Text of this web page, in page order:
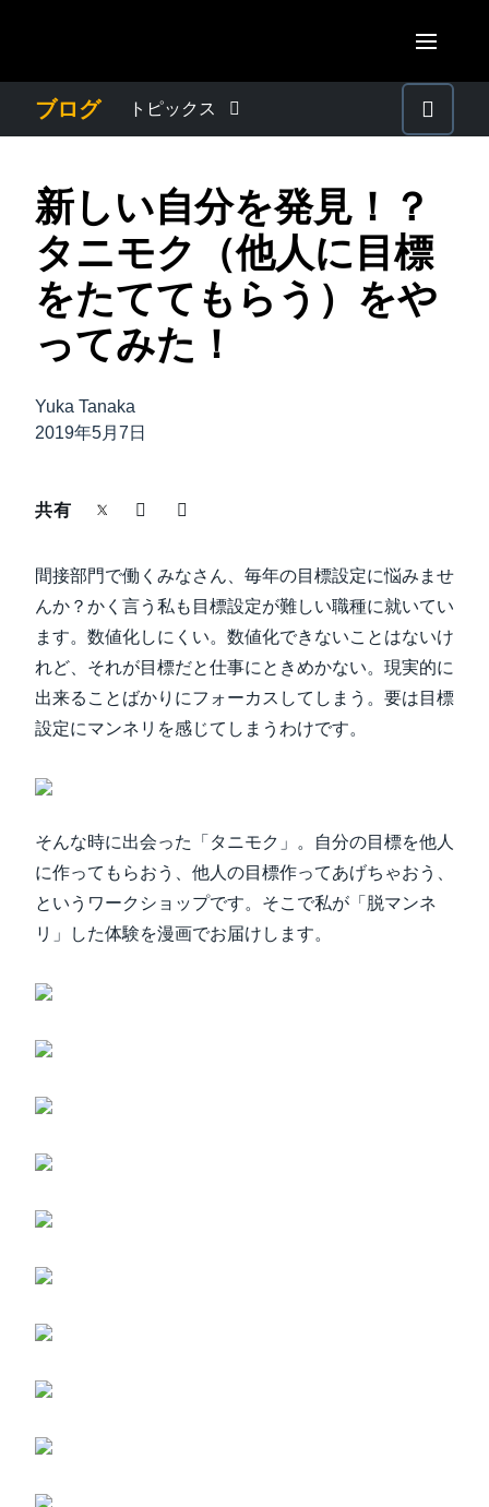
AMERICAS
Canada (English)
Canada (Français)
México (Español)
Brasil (Português)
United Kingdom (English)
France (Français)
Deutschland (Deutsch)
Italia (Italiano)
Belgium (English)
Norway (English)
ASIA PACIFIC
Australia (English)
India (English)
ブログ トピックス
プレスリリース
電子帳簿保存法・インボイス制度
経理・総務の豆知識
出張・経費管理トレンド
製品情報
導入事例
サステナビリティ
自治体・公共機関・教育機関等
新しい自分を発見！？
タニモク（他人に目標
をたててもらう）をや
ってみた！
Yuka Tanaka
2019年5月7日
共有
間接部門で働くみなさん、毎年の目標設定に悩みませ
んか？かく言う私も目標設定が難しい職種に就いてい
ます。数値化しにくい。数値化できないことはないけ
れど、それが目標だと仕事にときめかない。現実的に
出来ることばかりにフォーカスしてしまう。要は目標
設定にマンネリを感じてしまうわけです。
そんな時に出会った「タニモク」。自分の目標を他人
に作ってもらおう、他人の目標作ってあげちゃおう、
というワークショップです。そこで私が「脱マンネ
リ」した体験を漫画でお届けします。